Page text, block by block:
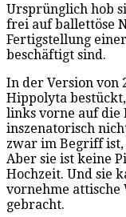
Ursprünglich hob
frei auf ballettöse
Fertigstellung
beschäftigt sind.
In der Version von
Hippolyta
links vorne auf die
inszenatorisch
zwar im Begriff
Aber sie ist keine
Hochzeit. Und sie
vornehme attische
gebracht.